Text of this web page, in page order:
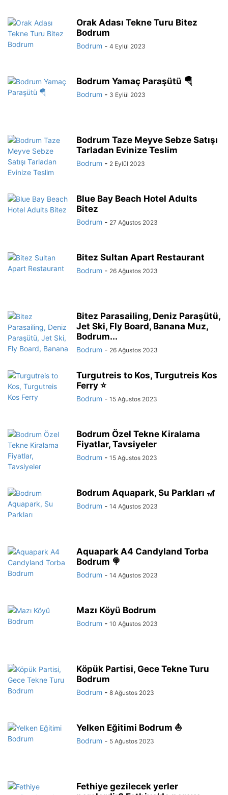
Orak Adası Tekne Turu Bitez
Bodrum
Bodrum - 4 Eylül 2023
Bodrum Yamaç Paraşütü 🪂
Bodrum - 3 Eylül 2023
Bodrum Taze Meyve Sebze Satışı
Tarladan Evinize Teslim
Bodrum - 2 Eylül 2023
Blue Bay Beach Hotel Adults
Bitez
Bodrum - 27 Ağustos 2023
Bitez Sultan Apart Restaurant
Bodrum - 26 Ağustos 2023
Bitez Parasailing, Deniz Paraşütü,
Jet Ski, Fly Board, Banana Muz,
Bodrum...
Bodrum - 26 Ağustos 2023
Turgutreis to Kos, Turgutreis Kos
Ferry ⭐
Bodrum - 15 Ağustos 2023
Bodrum Özel Tekne Kiralama
Fiyatlar, Tavsiyeler
Bodrum - 15 Ağustos 2023
Bodrum Aquapark, Su Parkları 🎢
Bodrum - 14 Ağustos 2023
Aquapark A4 Candyland Torba
Bodrum 🍭
Bodrum - 14 Ağustos 2023
Mazı Köyü Bodrum
Bodrum - 10 Ağustos 2023
Köpük Partisi, Gece Tekne Turu
Bodrum
Bodrum - 8 Ağustos 2023
Yelken Eğitimi Bodrum ⛵
Bodrum - 5 Ağustos 2023
Fethiye gezilecek yerler